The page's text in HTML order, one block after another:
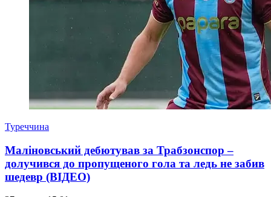
Туреччина
Маліновський дебютував за Трабзонспор –
долучився до пропущеного гола та ледь не забив
шедевр (ВІДЕО)